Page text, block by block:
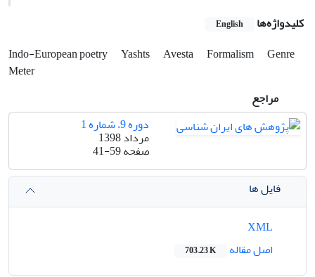
کلیدواژه‌ها English
Genre
Meter
مراجع
دوره 9، شماره 1
مرداد 1398
صفحه41-59
فایل ها
اصل مقاله
703.23 K